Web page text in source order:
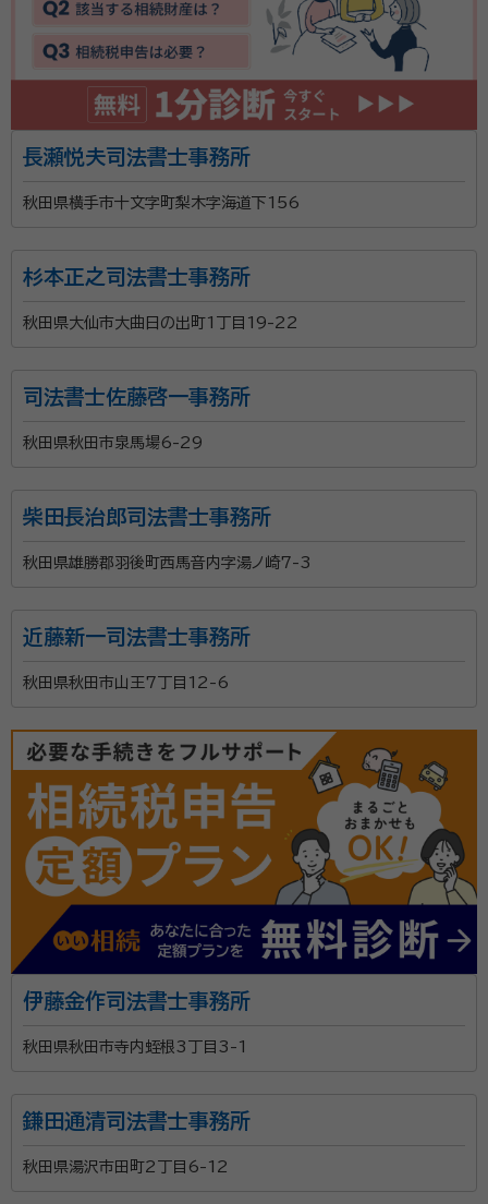
長瀬悦夫司法書士事務所
秋田県横手市十文字町梨木字海道下156
杉本正之司法書士事務所
秋田県大仙市大曲日の出町1丁目19-22
司法書士佐藤啓一事務所
秋田県秋田市泉馬場6-29
柴田長治郎司法書士事務所
秋田県雄勝郡羽後町西馬音内字湯ノ崎7-3
近藤新一司法書士事務所
秋田県秋田市山王7丁目12-6
伊藤金作司法書士事務所
秋田県秋田市寺内蛭根3丁目3-1
鎌田通清司法書士事務所
秋田県湯沢市田町2丁目6-12